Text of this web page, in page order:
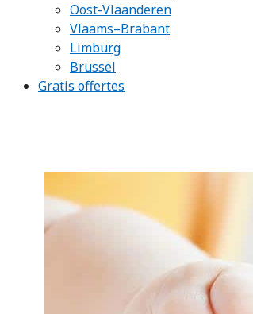
Oost-Vlaanderen
Vlaams–Brabant
Limburg
Brussel
Gratis offertes